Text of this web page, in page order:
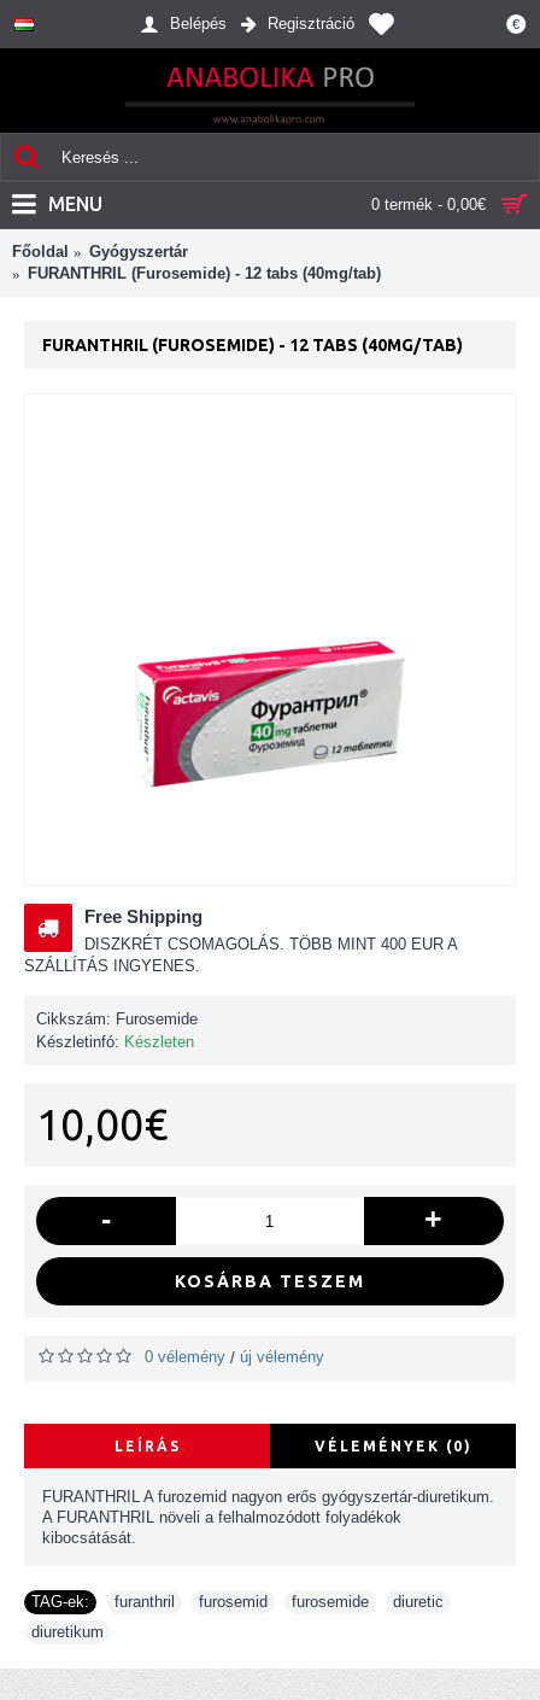
€
Belépés Regisztráció
0 termék - 0,00€
MENU
Főoldal
Gyógyszertár
FURANTHRIL (Furosemide) - 12 tabs (40mg/tab)
FURANTHRIL (FUROSEMIDE) - 12 TABS (40MG/TAB)
Free Shipping
DISZKRÉT CSOMAGOLÁS. TÖBB MINT 400 EUR A
SZÁLLÍTÁS INGYENES.
Cikkszám: Furosemide
Készletinfó: Készleten
10,00€
- +
KOSÁRBA TESZEM
0 vélemény / új vélemény
LEÍRÁS VÉLEMÉNYEK (0)
FURANTHRIL A furozemid nagyon erős gyógyszertár-diuretikum.
A FURANTHRIL növeli a felhalmozódott folyadékok
kibocsátását.
TAG-ek: furanthril furosemid furosemide diuretic
diuretikum